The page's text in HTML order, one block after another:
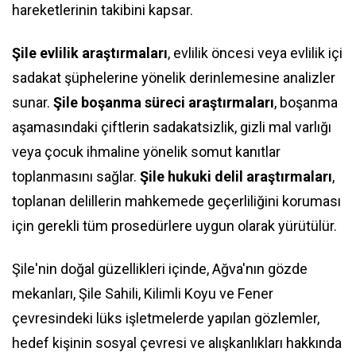
hareketlerinin takibini kapsar.
Şile evlilik araştırmaları, evlilik öncesi veya evlilik içi
sadakat şüphelerine yönelik derinlemesine analizler
sunar. Şile boşanma süreci araştırmaları, boşanma
aşamasındaki çiftlerin sadakatsizlik, gizli mal varlığı
veya çocuk ihmaline yönelik somut kanıtlar
toplanmasını sağlar. Şile hukuki delil araştırmaları,
toplanan delillerin mahkemede geçerliliğini koruması
için gerekli tüm prosedürlere uygun olarak yürütülür.
Şile'nin doğal güzellikleri içinde, Ağva'nın gözde
mekanları, Şile Sahili, Kilimli Koyu ve Fener
çevresindeki lüks işletmelerde yapılan gözlemler,
hedef kişinin sosyal çevresi ve alışkanlıkları hakkında